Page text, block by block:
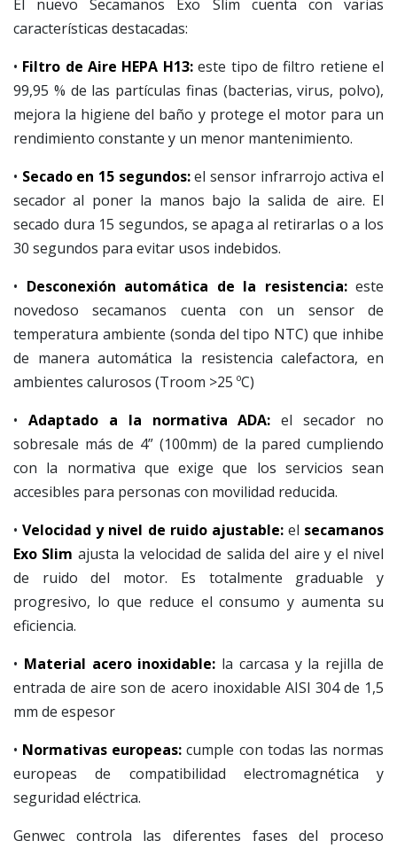
El nuevo Secamanos Exo Slim cuenta con varias
características destacadas:
• Filtro de Aire HEPA H13:este tipo de filtro retiene el
99,95 % de las partículas finas (bacterias, virus, polvo),
mejora la higiene del baño y protege el motor para un
rendimiento constante y un menor mantenimiento.
• Secado en 15 segundos:el sensor infrarrojo activa el
secador al poner la manos bajo la salida de aire. El
secado dura 15 segundos, se apaga al retirarlas o a los
30 segundos para evitar usos indebidos.
• Desconexión automática de la resistencia:este
novedoso secamanos cuenta con un sensor de
temperatura ambiente (sonda del tipo NTC) que inhibe
de manera automática la resistencia calefactora, en
ambientes calurosos (Troom >25 ºC)
• Adaptado a la normativa ADA: el secador no
sobresale más de 4” (100mm) de la pared cumpliendo
con la normativa que exige que los servicios sean
accesibles para personas con movilidad reducida.
•Velocidad y nivel de ruido ajustable:el secamanos
Exo Slim ajusta la velocidad de salida del aire y el nivel
de ruido del motor. Es totalmente graduable y
progresivo, lo que reduce el consumo y aumenta su
eficiencia.
• Material acero inoxidable: la carcasa y la rejilla de
entrada de aire son de acero inoxidable AISI 304 de 1,5
mm de espesor
• Normativas europeas: cumple con todas las normas
europeas de compatibilidad electromagnética y
seguridad eléctrica.
Genwec controla las diferentes fases del proceso